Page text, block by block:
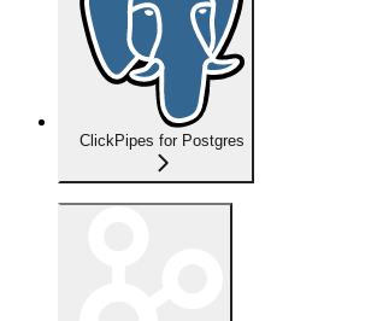
ClickPipes for Postgres